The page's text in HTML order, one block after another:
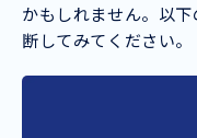
かもしれません。以
断してみてください。